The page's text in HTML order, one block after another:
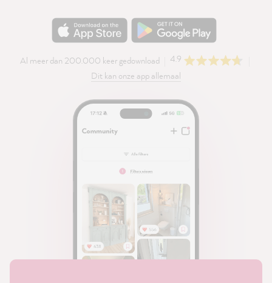
Al meer dan 200.000 keer gedownload
4.9
Dit kan onze app allemaal